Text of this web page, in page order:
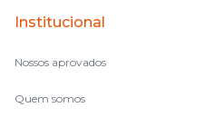
Institucional
Nossos aprovados
Quem somos